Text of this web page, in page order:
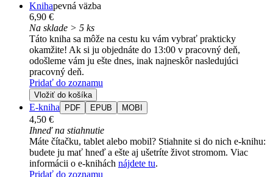
Knihapevná väzba
6,90 €
Na sklade > 5 ks
Táto kniha sa môže na cestu ku vám vybrať prakticky
okamžite! Ak si ju objednáte do 13:00 v pracovný deň,
odošleme vám ju ešte dnes, inak najneskôr nasledujúci
pracovný deň.
Pridať do zoznamu
Vložiť do košíka
E-kniha PDF EPUB MOBI
4,50 €
Ihneď na stiahnutie
Máte čítačku, tablet alebo mobil? Stiahnite si do nich e-knihu:
budete ju mať hneď a ešte aj ušetríte život stromom. Viac
informácii o e-knihách nájdete tu.
Pridať do zoznamu